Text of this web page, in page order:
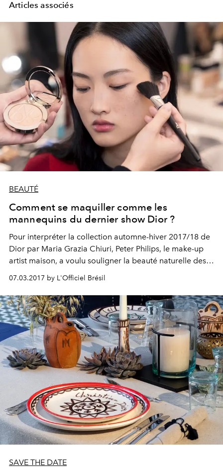
Articles associés
BEAUTÉ
Comment se maquiller comme les
mannequins du dernier show Dior ?
Pour interpréter la collection automne-hiver 2017/18 de
Dior par Maria Grazia Chiuri, Peter Philips, le make-up
artist maison, a voulu souligner la beauté naturelle des
modèles ainsi que leurs origines, laissant s’exprimer la
personne autant que le vêtement qu’elles portent.
07.03.2017 by L'Officiel Brésil
SAVE THE DATE